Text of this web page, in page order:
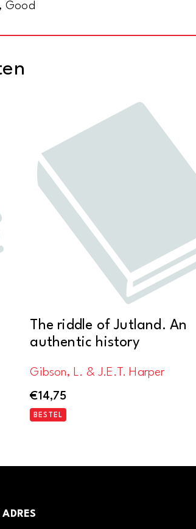
Good
The riddle of Jutland. An
authentic history
Gibson, L. & J.E.T. Harper
€14,75
BESTEL
ADRES